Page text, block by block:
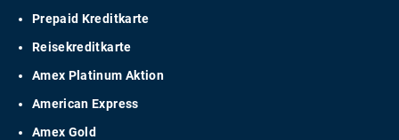
Prepaid Kreditkarte
Reisekreditkarte
Amex Platinum Aktion
American Express
Amex Gold